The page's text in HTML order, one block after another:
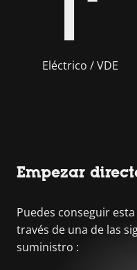
Eléctrico / VDE
Empezar
Puedes conseguir
través de una de las
suministro :